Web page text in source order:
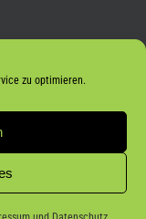
zu optimieren.